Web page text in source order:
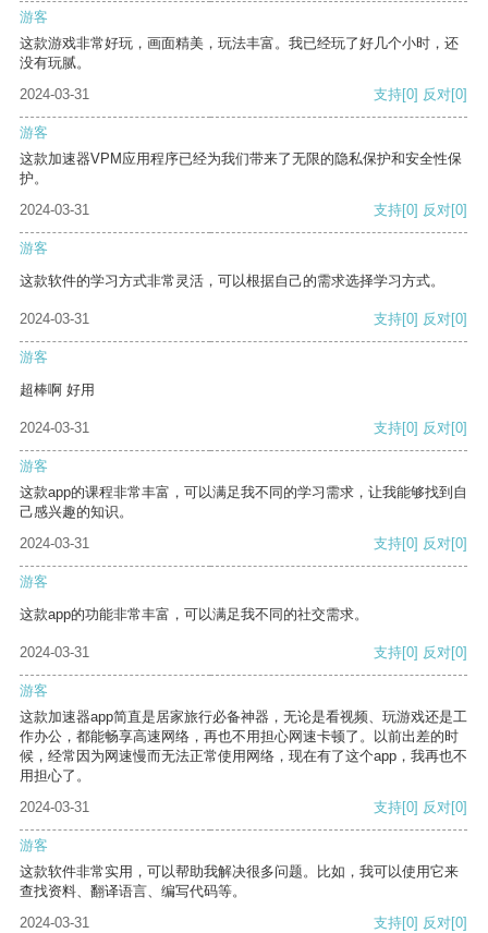
游客
这款游戏非常好玩，画面精美，玩法丰富。我已经玩了好几个小时，还
没有玩腻。
2024-03-31
支持[0] 反对[0]
游客
这款加速器VPM应用程序已经为我们带来了无限的隐私保护和安全性保
护。
2024-03-31
支持[0] 反对[0]
游客
这款软件的学习方式非常灵活，可以根据自己的需求选择学习方式。
2024-03-31 支持[0] 反对[0]
游客
超棒啊 好用
2024-03-31 支持[0] 反对[0]
游客
这款app的课程非常丰富，可以满足我不同的学习需求，让我能够找到自
己感兴趣的知识。
2024-03-31
支持[0] 反对[0]
游客
这款app的功能非常丰富，可以满足我不同的社交需求。
2024-03-31 支持[0] 反对[0]
游客
这款加速器app简直是居家旅行必备神器，无论是看视频、玩游戏还是工
作办公，都能畅享高速网络，再也不用担心网速卡顿了。以前出差的时
候，经常因为网速慢而无法正常使用网络，现在有了这个app，我再也不
用担心了。
2024-03-31
支持[0] 反对[0]
游客
这款软件非常实用，可以帮助我解决很多问题。比如，我可以使用它来
查找资料、翻译语言、编写代码等。
2024-03-31
支持[0] 反对[0]